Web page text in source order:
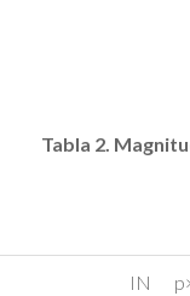
Tabla 2.
IN